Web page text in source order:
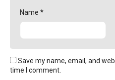
Name *
Save my name, email, and
time I comment.